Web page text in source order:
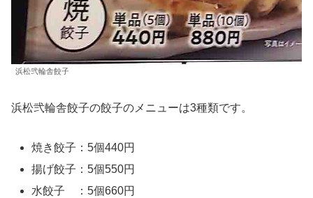
浜松弐輪舎餃子
浜松弐輪舎餃子の餃子のメニューは3種類です。
焼き餃子：5個440円
揚げ餃子：5個550円
水餃子 ：5個660円